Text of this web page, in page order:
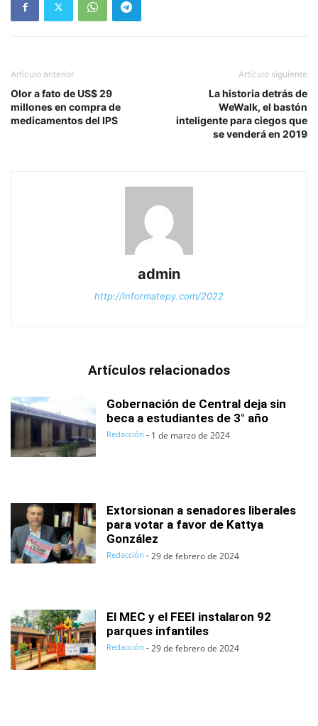
Artículo anterior
Olor a fato de US$ 29
millones en compra de
medicamentos del IPS
Artículo siguiente
La historia detrás de
WeWalk, el bastón
inteligente para ciegos que
se venderá en 2019
admin
http://informatepy.com/2022
Artículos relacionados
Gobernación de Central deja sin
beca a estudiantes de 3° año
Redacción - 1 de marzo de 2024
Extorsionan a senadores liberales
para votar a favor de Kattya
González
Redacción - 29 de febrero de 2024
El MEC y el FEEI instalaron 92
parques infantiles
Redacción - 29 de febrero de 2024